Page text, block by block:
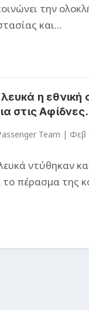
την
και...
η εθνική
στις
Team | Φεβ
ντύθηκαν
το πέρασμα της